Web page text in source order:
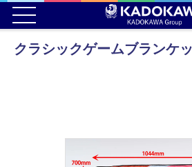
クラシックゲームブランケ